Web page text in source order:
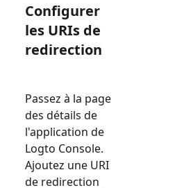
Configurer
les URIs de
redirection
Passez à la page
des détails de
l'application de
Logto Console.
Ajoutez une URI
de redirection